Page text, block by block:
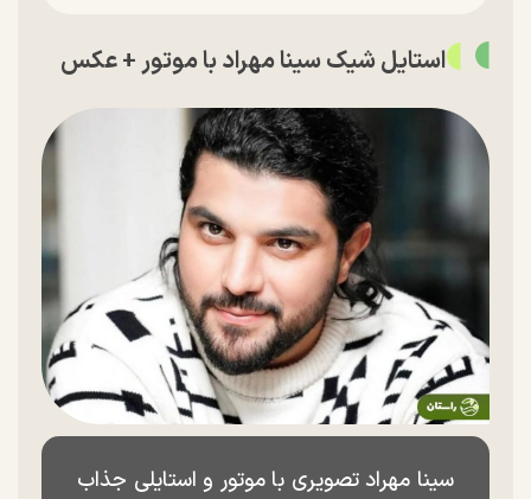
استایل شیک سینا مهراد با موتور + عکس
سینا مهراد تصویری با موتور و استایلی جذاب